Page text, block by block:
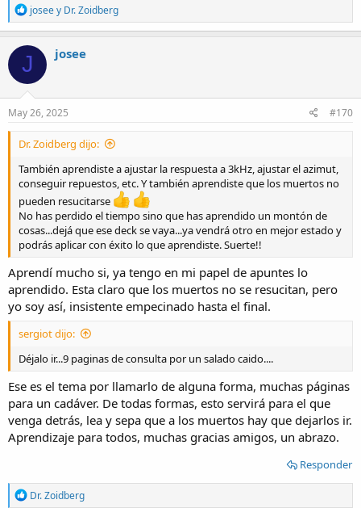
R
e
a
c
t
i
o
n
s
joseey Dr. Zoidberg
J josee
May 26, 2025 #170
Dr. Zoidberg dijo:
También aprendiste a ajustar la respuesta a 3kHz, ajustar el azimut,
conseguir repuestos, etc. Y también aprendiste que los muertos no
pueden resucitarse
No has perdido el tiempo sino que has aprendido un montón de
cosas...dejá que ese deck se vaya...ya vendrá otro en mejor estado y
podrás aplicar con éxito lo que aprendiste. Suerte!!
Aprendí mucho si, ya tengo en mi papel de apuntes lo
aprendido. Esta claro que los muertos no se resucitan, pero
yo soy así, insistente empecinado hasta el final.
sergiot dijo:
Déjalo ir...9 paginas de consulta por un salado caido....
Ese es el tema por llamarlo de alguna forma, muchas páginas
para un cadáver. De todas formas, esto servirá para el que
venga detrás, lea y sepa que a los muertos hay que dejarlos ir.
Aprendizaje para todos, muchas gracias amigos, un abrazo.
Responder
R
Dr. Zoidberg